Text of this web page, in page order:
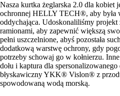
Nasza kurtka żeglarska 2.0 dla kobiet
ochronnej HELLY TECH®, aby była
oddychająca. Udoskonaliliśmy projekt
ramionami, aby zapewnić większą
pełni uszczelnione, abyś pozostała
dodatkową warstwę ochrony, gdy
potrzeby schowaj go w kołnierzu.
dołu i kaptura dla
błyskawiczny YKK® Vislon® z
spowodowaną wodą morską.